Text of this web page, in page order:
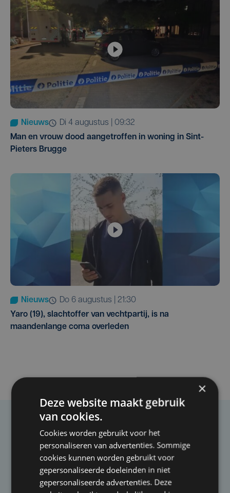
Nieuws
di 4 augustus | 09:32
Man en vrouw dood aangetroffen in woning in Sint-
Pieters Brugge
Nieuws
do 6 augustus | 21:30
Yaro (19), slachtoffer van vechtpartij, is na
maandenlange coma overleden
Taalfout opgemerkt?
Heb je een taal- of schrijffout opgemerkt in dit
artikel?
×
Deze website maakt gebruik
van cookies.
Cookies worden gebruikt voor het
personaliseren van advertenties. Sommige
cookies kunnen worden gebruikt voor
gepersonaliseerde doeleinden in niet
gepersonaliseerde advertenties. Deze